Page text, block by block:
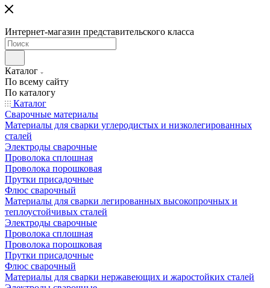
Интернет-магазин представительского класса
Каталог
По всему сайту
По каталогу
Каталог
Сварочные материалы
Материалы для сварки углеродистых и низколегированных
сталей
Электроды сварочные
Проволока сплошная
Проволока порошковая
Прутки присадочные
Флюс сварочный
Материалы для сварки легированных высокопрочных и
теплоустойчивых сталей
Электроды сварочные
Проволока сплошная
Проволока порошковая
Прутки присадочные
Флюс сварочный
Материалы для сварки нержавеющих и жаростойких сталей